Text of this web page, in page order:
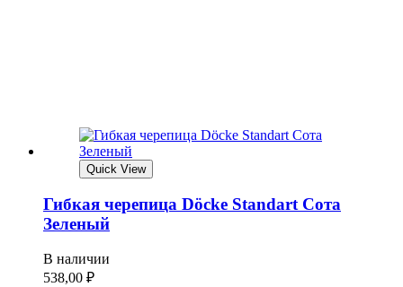
Quick View
Гибкая черепица Döcke Standart Сота
Зеленый
В наличии
538,00 ₽